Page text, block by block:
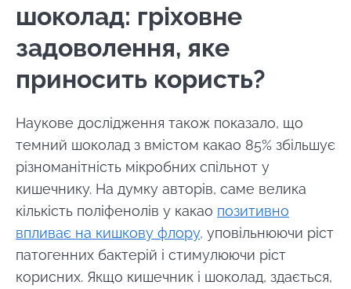
шоколад: гріховне
задоволення, яке
приносить користь?
Наукове дослідження також показало, що
темний шоколад з вмістом какао 85% збільшує
різноманітність мікробних спільнот у
кишечнику. На думку авторів, саме велика
кількість поліфенолів у какао позитивно
впливає на кишкову флору, уповільнюючи ріст
патогенних бактерій і стимулюючи ріст
корисних. Якщо кишечник і шоколад, здається,
Залишайся з нами !